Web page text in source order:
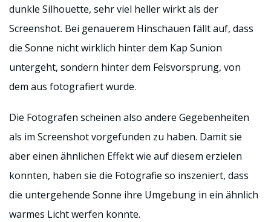
dunkle Silhouette, sehr viel heller wirkt als der
Screenshot. Bei genauerem Hinschauen fällt auf, dass
die Sonne nicht wirklich hinter dem Kap Sunion
untergeht, sondern hinter dem Felsvorsprung, von
dem aus fotografiert wurde.
Die Fotografen scheinen also andere Gegebenheiten
als im Screenshot vorgefunden zu haben. Damit sie
aber einen ähnlichen Effekt wie auf diesem erzielen
konnten, haben sie die Fotografie so inszeniert, dass
die untergehende Sonne ihre Umgebung in ein ähnlich
warmes Licht werfen konnte.